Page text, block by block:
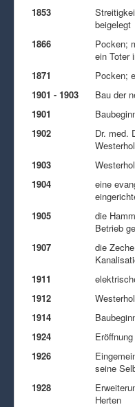
1853
beigelegt
1866
Pocken;
ein Toter
1871
Pocken;
1901 - 1903
Bau der
1901
1902
Dr. med.
1903
1904
eine
1905
die
Betrieb
1907
die
1911
1912
1914
1924
1926
seine
1928
Herten